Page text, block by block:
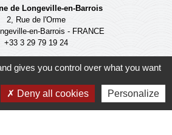
de Longeville-en-Barrois
2, Rue de l'Orme
en-Barrois - FRANCE
+33 3 29 79 19 24
du secretariat de Mairie
et mercredi : 14h-18h
vendredi : 11h-12h et 14h-17h
gives you control over what you want
Deny all cookies Personalize